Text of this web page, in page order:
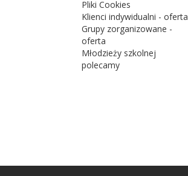
Pliki Cookies
Klienci indywidualni - oferta
Grupy zorganizowane -
oferta
Młodzieży szkolnej
polecamy